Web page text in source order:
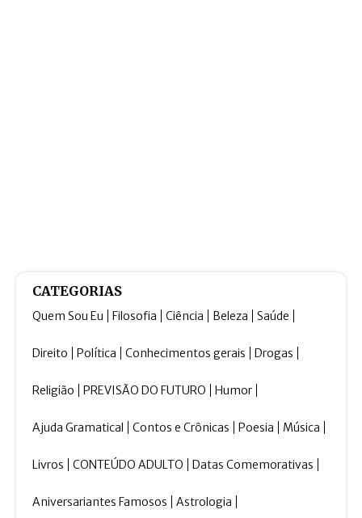
CATEGORIAS
Quem Sou Eu Filosofia Ciência Beleza Saúde
Direito Política Conhecimentos gerais Drogas
Religião PREVISÃO DO FUTURO Humor
Ajuda Gramatical Contos e Crônicas Poesia Música
Livros CONTEÚDO ADULTO Datas Comemorativas
Aniversariantes Famosos Astrologia